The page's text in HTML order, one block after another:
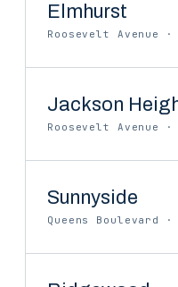
Elmhurst
Roosevelt Avenue ·
Jackson
Roosevelt Avenue ·
Sunnyside
Queens Boulevard